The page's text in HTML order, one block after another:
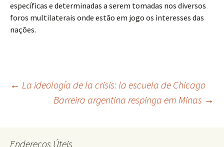
específicas e determinadas a serem tomadas nos diversos
foros multilaterais onde estão em jogo os interesses das
nações.
Navegação
← La ideología de la crisis: la escuela de Chicago
Barreira argentina respinga em Minas →
Endereços Úteis